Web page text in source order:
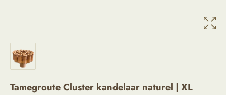
Tamegroute Cluster kandelaar naturel | XL